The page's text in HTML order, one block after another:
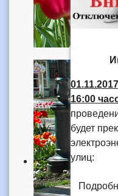
16:00
будет
улиц: